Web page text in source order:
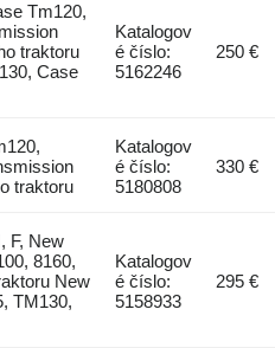
Tm120,
traktoru
Case
Katalogov
é číslo:
5162246
250 €
traktoru
Katalogov
é číslo:
5180808
330 €
F, New
8160,
New
TM130,
Katalogov
é číslo:
5158933
295 €